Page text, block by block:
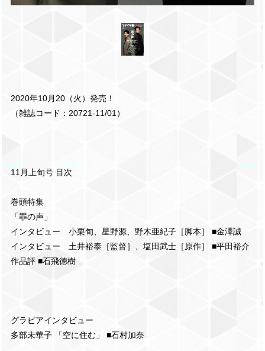
2020年10月20（火）発売！
（雑誌コード：20721-11/01）
11月上旬号 目次
巻頭特集
「罪の声」
インタビュー 小栗旬、星野源、野木亜紀子［脚本］ ■金澤誠
インタビュー 土井裕泰［監督］、塩田武士［原作］ ■平田裕介
作品評 ■石飛徳樹
グラビアインタビュー
多部未華子 「空に住む」 ■石村加奈